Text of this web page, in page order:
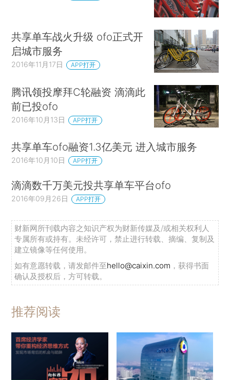
共享单车战火升级 ofo正式开
启城市服务
2016年11月17日 APP打开
腾讯领投摩拜C轮融资 滴滴此
前已投ofo
2016年10月13日 APP打开
共享单车ofo融资1.3亿美元 进入城市服务
2016年10月10日 APP打开
滴滴数千万美元投共享单车平台ofo
2016年09月26日 APP打开
财新网所刊载内容之知识产权为财新传媒及/或相关权利人
专属所有或持有。未经许可，禁止进行转载、摘编、复制及
建立镜像等任何使用。
如有意愿转载，请发邮件至hello@caixin.com ，获得书面
确认及授权后，方可转载。
推荐阅读